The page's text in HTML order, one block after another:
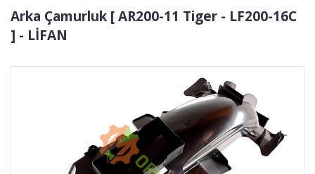
Arka Çamurluk [ AR200-11 Tiger - LF200-16C
] - LİFAN